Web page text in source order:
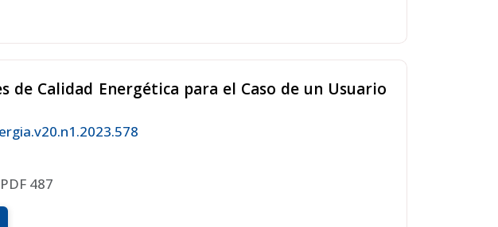
de Calidad Energética para el Caso de un Usuario
487